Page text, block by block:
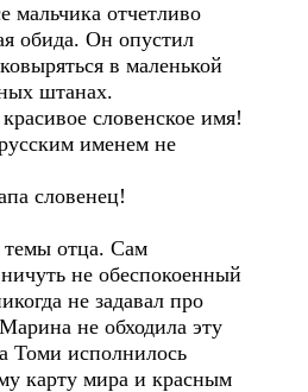
мальчика отчетливо
обида. Он опустил
в маленькой
штанах.
словенское имя!
именем не
словенец!
темы отца. Сам
не обеспокоенный
не задавал про
не обходила эту
Томи исполнилось
карту мира и красным